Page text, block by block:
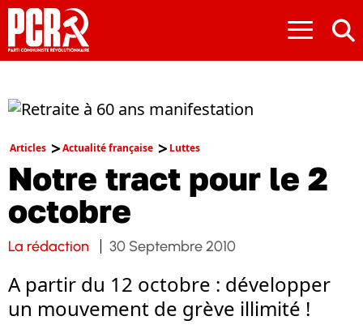
≡
Articles Actualité française Luttes
Notre tract pour le 2
octobre
La rédaction 30 Septembre 2010
A partir du 12 octobre : développer
un mouvement de grève illimité !